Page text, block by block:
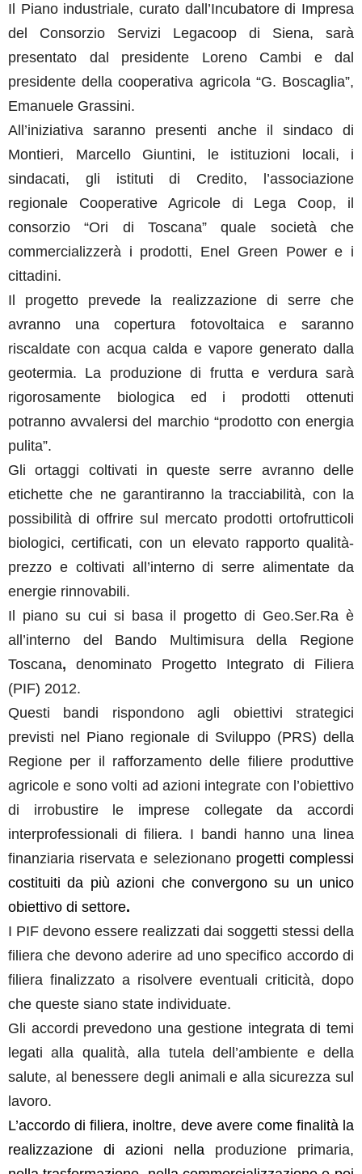
Il Piano industriale, curato dall’Incubatore di Impresa
del Consorzio Servizi Legacoop di Siena, sarà
presentato dal presidente Loreno Cambi e dal
presidente della cooperativa agricola “G. Boscaglia”,
Emanuele Grassini.
All’iniziativa saranno presenti anche il sindaco di
Montieri, Marcello Giuntini, le istituzioni locali, i
sindacati, gli istituti di Credito, l’associazione
regionale Cooperative Agricole di Lega Coop, il
consorzio “Ori di Toscana” quale società che
commercializzerà i prodotti, Enel Green Power e i
cittadini.
Il progetto prevede la realizzazione di serre che
avranno una copertura fotovoltaica e saranno
riscaldate con acqua calda e vapore generato dalla
geotermia. La produzione di frutta e verdura sarà
rigorosamente biologica ed i prodotti ottenuti
potranno avvalersi del marchio “prodotto con energia
pulita”.
Gli ortaggi coltivati in queste serre avranno delle
etichette che ne garantiranno la tracciabilità, con la
possibilità di offrire sul mercato prodotti ortofrutticoli
biologici, certificati, con un elevato rapporto qualità-
prezzo e coltivati all’interno di serre alimentate da
energie rinnovabili.
Il piano su cui si basa il progetto di Geo.Ser.Ra è
all’interno del
Bando Multimisura della Regione
Toscana, denominato Progetto Integrato di Filiera
(PIF) 2012.
Questi bandi rispondono agli obiettivi strategici
previsti nel Piano regionale di Sviluppo (PRS) della
Regione per il rafforzamento delle filiere produttive
agricole e sono volti ad azioni integrate con l’obiettivo
di irrobustire le imprese collegate da accordi
interprofessionali di filiera. I bandi hanno una linea
finanziaria riservata e selezionano progetti complessi
costituiti da più azioni che convergono su un unico
obiettivo di settore.
I PIF devono essere realizzati dai soggetti stessi della
filiera che devono aderire ad uno specifico accordo di
filiera finalizzato a risolvere eventuali criticità, dopo
che queste siano state individuate.
Gli accordi prevedono una gestione integrata di temi
legati alla qualità, alla tutela dell’ambiente e della
salute, al benessere degli animali e alla sicurezza sul
lavoro.
L’accordo di filiera, inoltre, deve avere come finalità la
realizzazione di azioni nella produzione primaria,